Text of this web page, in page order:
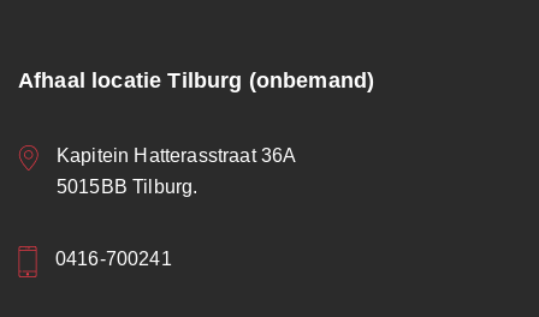
Afhaal locatie Tilburg (onbemand)
Kapitein Hatterasstraat 36A
5015BB Tilburg.
0416-700241